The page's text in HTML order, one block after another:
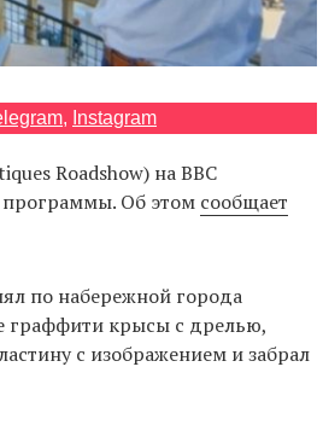
, Instagram
Roadshow) на ВВС
программы. Об этом сообщает
по набережной города
граффити крысы с дрелью,
с изображением и забрал